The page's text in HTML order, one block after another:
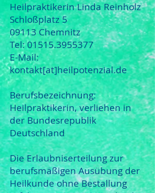
Heilpraktikerin Linda Reinholz
Schloßplatz 5
09113 Chemnitz
Tel:01515.3955377
E-Mail:
kontakt[at]heilpotenzial.de
Berufsbezeichnung:
Heilpraktikerin, verliehen in
der Bundesrepublik
Deutschland
Die Erlaubniserteilung zur
berufsmäßigen Ausübung der
Heilkunde ohne Bestallung